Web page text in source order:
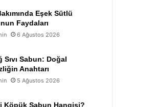
Eşek Sütlü
Faydaları
6 Ağustos 2026
Sıvı Sabun: Doğal
Anahtarı
5 Ağustos 2026
Köpük Sabun Hangisi?